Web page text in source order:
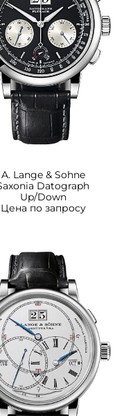
A. Lange & Sohne
Datograph
Up/Down
Цена по запросу